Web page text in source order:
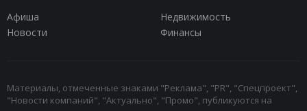
Афиша
Недвижимость
Новости
Финансы
Материалы, отмеченные знаками "Реклама", "PR", "Спецпроект",
"Новости компаний", "Актуально", "Промо", публикуются на